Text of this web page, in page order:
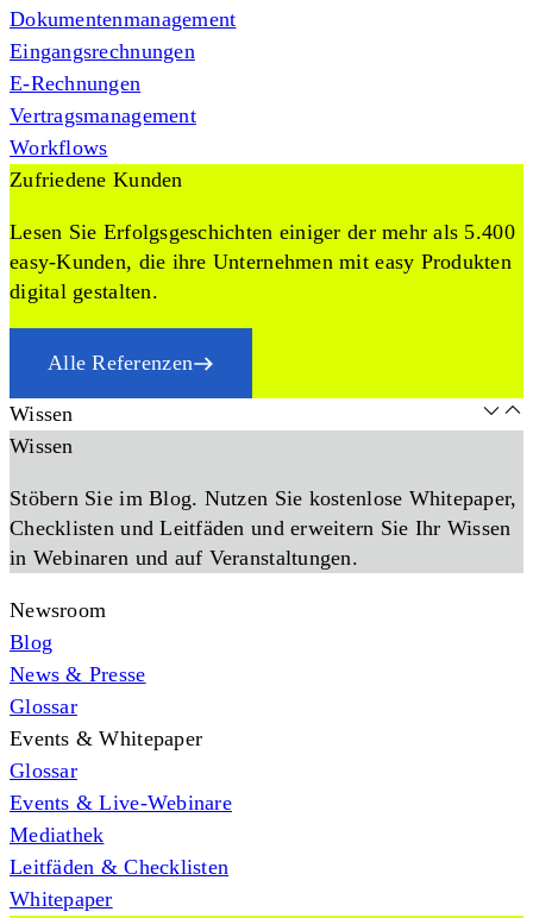
Dokumentenmanagement
Eingangsrechnungen
E-Rechnungen
Vertragsmanagement
Workflows
Zufriedene Kunden
Lesen Sie Erfolgsgeschichten einiger der mehr als 5.400
easy-Kunden, die ihre Unternehmen mit easy Produkten
digital gestalten.
Alle Referenzen
Wissen
Wissen
Stöbern Sie im Blog. Nutzen Sie kostenlose Whitepaper,
Checklisten und Leitfäden und erweitern Sie Ihr Wissen
in Webinaren und auf Veranstaltungen.
Newsroom
Blog
News & Presse
Glossar
Events & Whitepaper
Glossar
Events & Live-Webinare
Mediathek
Leitfäden & Checklisten
Whitepaper